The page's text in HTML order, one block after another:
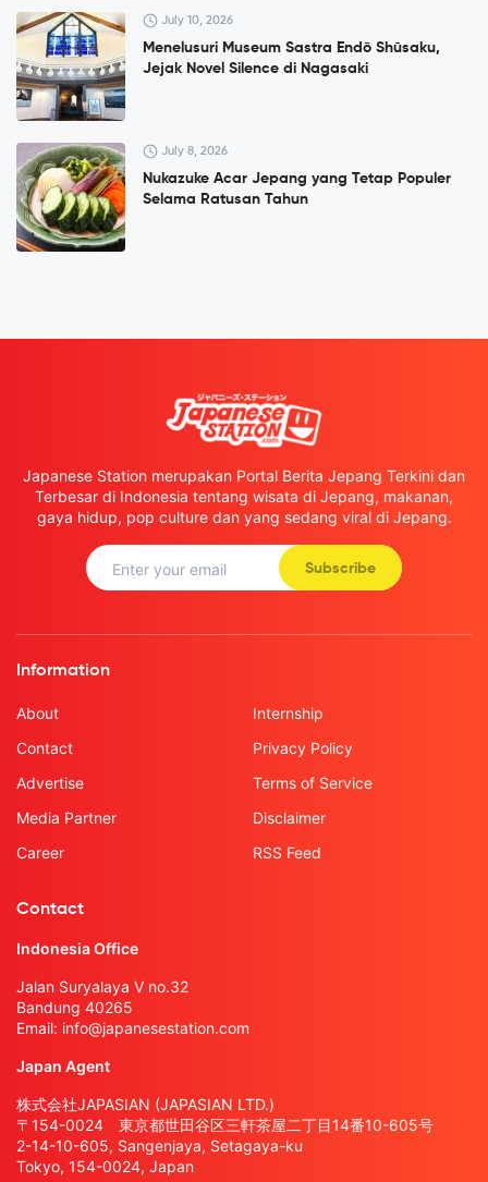
July 10, 2026
Menelusuri Museum Sastra Endō Shūsaku,
Jejak Novel Silence di Nagasaki
July 8, 2026
Nukazuke Acar Jepang yang Tetap Populer
Selama Ratusan Tahun
Japanese Station merupakan Portal Berita Jepang Terkini dan
Terbesar di Indonesia tentang wisata di Jepang, makanan,
gaya hidup, pop culture dan yang sedang viral di Jepang.
Subscribe
Information
About
Contact
Advertise
Media Partner
Career
Internship
Privacy Policy
Terms of Service
Disclaimer
RSS Feed
Contact
Indonesia Office
Jalan Suryalaya V no.32
Bandung 40265
Email: info@japanesestation.com
Japan Agent
株式会社JAPASIAN (JAPASIAN LTD.)
〒154-0024 東京都世田谷区三軒茶屋二丁目14番10-605号
2-14-10-605, Sangenjaya, Setagaya-ku
Tokyo, 154-0024, Japan